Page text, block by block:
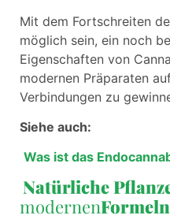
Mit dem Fortschreiten
möglich sein, ein noch
Eigenschaften von
modernen Präparaten
Verbindungen zu
Siehe auch:
Was ist das
Natürliche
modernenFormeln